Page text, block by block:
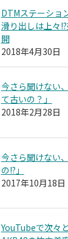
DTMステーショ
滑り出しは上々
開
2018年4月30日
今さら聞けない
て古いの？」
2018年2月28日
今さら聞けない
の!?」
2017年10月18日
YouTubeで次々